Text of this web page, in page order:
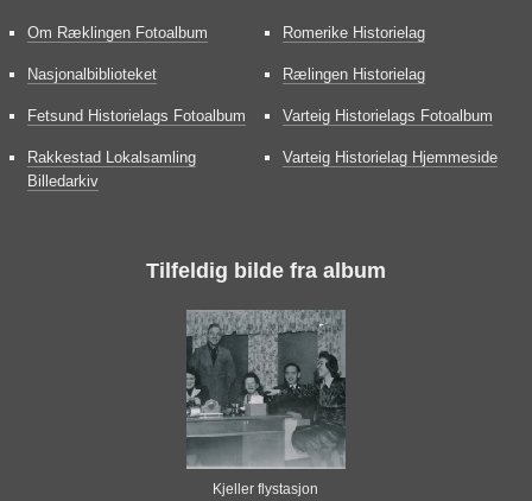
Om Ræklingen Fotoalbum
Nasjonalbiblioteket
Fetsund Historielags Fotoalbum
Rakkestad Lokalsamling
Billedarkiv
Romerike Historielag
Rælingen Historielag
Varteig Historielags Fotoalbum
Varteig Historielag Hjemmeside
Tilfeldig bilde fra album
Kjeller flystasjon